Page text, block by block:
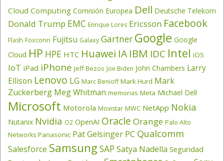
Cloud Computing Comisión Europea Dell Deutsche Telekom
Donald Trump EMC Enrique Lores Ericsson Facebook
Flash Foxconn Fujitsu Galaxy Gartner Google Google
Cloud HP HPE HTC Huawei IA IBM IDC Intel iOS
IoT iPad iPhone Jeff Bezos Joe Biden John Chambers Larry
Ellison Lenovo LG Marc Benioff Mark Hurd Mark
Zuckerberg Meg Whitman memorias Meta Michael Dell
Microsoft Motorola Movistar MWC NetApp Nokia
Nutanix Nvidia O2 OpenAI Oracle Orange Palo Alto
Networks Panasonic Pat Gelsinger PC Qualcomm
Salesforce Samsung SAP Satya Nadella Seguridad